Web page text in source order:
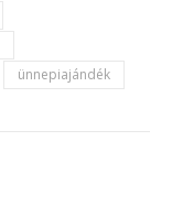
ünnepiajándék